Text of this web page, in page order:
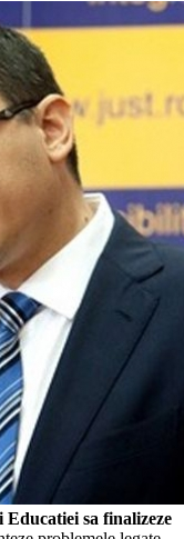
sa finalizeze